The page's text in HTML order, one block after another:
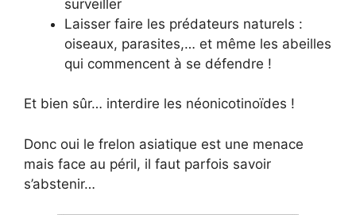
surveiller
Laisser faire les prédateurs naturels :
oiseaux, parasites,… et même les abeilles
qui commencent à se défendre !
Et bien sûr… interdire les néonicotinoïdes !
Donc oui le frelon asiatique est une menace
mais face au péril, il faut parfois savoir
s’abstenir…